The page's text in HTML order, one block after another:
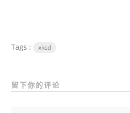
Tags : xkcd
留下你的评论